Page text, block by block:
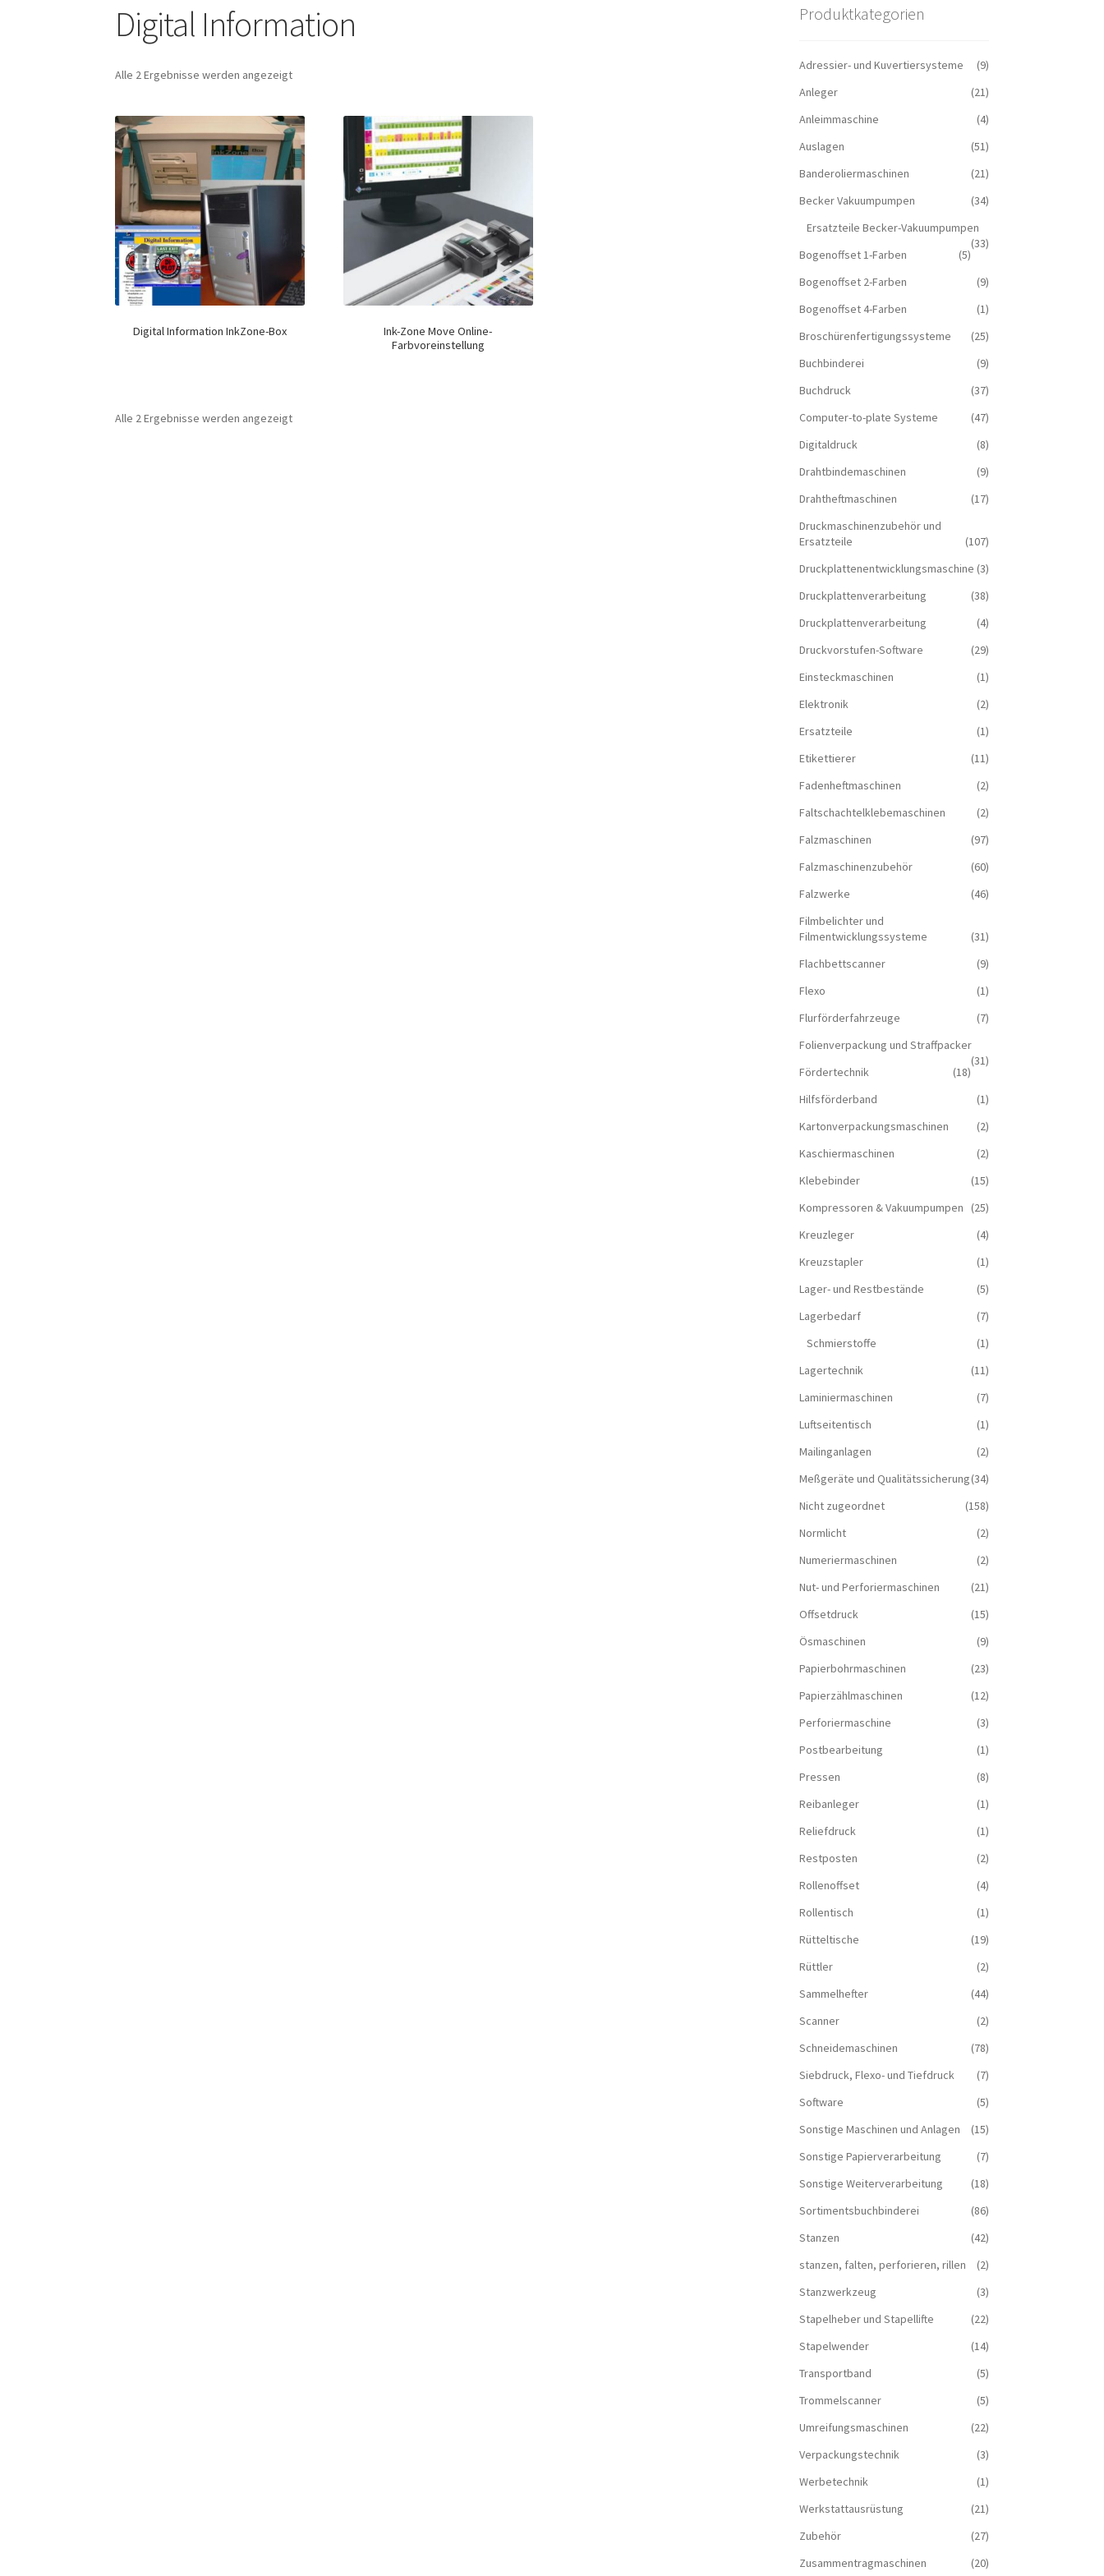
Digital Information
Alle 2 Ergebnisse werden angezeigt
Digital Information InkZone-Box
Ink-Zone Move Online-
Farbvoreinstellung
Alle 2 Ergebnisse werden angezeigt
Produktkategorien
Adressier- und Kuvertiersysteme
(9)
Anleger
(21)
Anleimmaschine
(4)
Auslagen
(51)
Banderoliermaschinen
(21)
Becker Vakuumpumpen
(34)
Ersatzteile Becker-Vakuumpumpen
(33)
Bogenoffset 1-Farben
(5)
Bogenoffset 2-Farben
(9)
Bogenoffset 4-Farben
(1)
Broschürenfertigungssysteme
(25)
Buchbinderei
(9)
Buchdruck
(37)
Computer-to-plate Systeme
(47)
Digitaldruck
(8)
Drahtbindemaschinen
(9)
Drahtheftmaschinen
(17)
Druckmaschinenzubehör und
Ersatzteile
(107)
Druckplattenentwicklungsmaschine (3)
Druckplattenverarbeitung
(38)
Druckplattenverarbeitung
(4)
Druckvorstufen-Software
(29)
Einsteckmaschinen
(1)
Elektronik
(2)
Ersatzteile
(1)
Etikettierer
(11)
Fadenheftmaschinen
(2)
Faltschachtelklebemaschinen
(2)
Falzmaschinen
(97)
Falzmaschinenzubehör
(60)
Falzwerke
(46)
Filmbelichter und
Filmentwicklungssysteme
(31)
Flachbettscanner
(9)
Flexo
(1)
Flurförderfahrzeuge
(7)
Folienverpackung und Straffpacker
(31)
Fördertechnik
(18)
Hilfsförderband
(1)
Kartonverpackungsmaschinen
(2)
Kaschiermaschinen
(2)
Klebebinder
(15)
Kompressoren & Vakuum­pumpen
(25)
Kreuzleger
(4)
Kreuzstapler
(1)
Lager- und Restbestände
(5)
Lagerbedarf
(7)
Schmierstoffe
(1)
Lagertechnik
(11)
Laminiermaschinen
(7)
Luftseitentisch
(1)
Mailinganlagen
(2)
Meßgeräte und Qualitätssicherung(34)
Nicht zugeordnet
(158)
Normlicht
(2)
Numeriermaschinen
(2)
Nut- und Perforiermaschinen
(21)
Offsetdruck
(15)
Ösmaschinen
(9)
Papierbohrmaschinen
(23)
Papierzählmaschinen
(12)
Perforiermaschine
(3)
Postbearbeitung
(1)
Pressen
(8)
Reibanleger
(1)
Reliefdruck
(1)
Restposten
(2)
Rollenoffset
(4)
Rollentisch
(1)
Rütteltische
(19)
Rüttler
(2)
Sammelhefter
(44)
Scanner
(2)
Schneidemaschinen
(78)
Siebdruck, Flexo- und Tiefdruck
(7)
Software
(5)
Sonstige Maschinen und Anlagen
(15)
Sonstige Papierverarbeitung
(7)
Sonstige Weiterverarbeitung
(18)
Sortimentsbuchbinderei
(86)
Stanzen
(42)
stanzen, falten, perforieren, rillen
(2)
Stanzwerkzeug
(3)
Stapelheber und Stapellifte
(22)
Stapelwender
(14)
Transportband
(5)
Trommelscanner
(5)
Umreifungsmaschinen
(22)
Verpackungstechnik
(3)
Werbetechnik
(1)
Werkstattausrüstung
(21)
Zubehör
(27)
Zusammentragmaschinen
(20)